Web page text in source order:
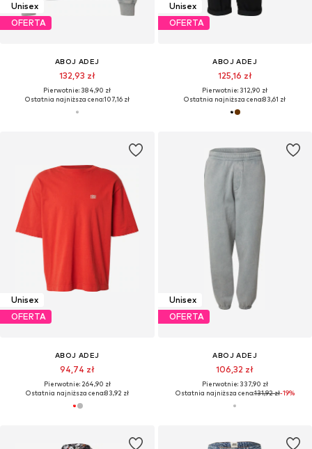
Unisex
OFERTA
ABOJ ADEJ
132,93 zł
Pierwotnie: 384,90 zł
Ostatnia najniższa cena:107,16 zł
Unisex
OFERTA
ABOJ ADEJ
125,16 zł
Pierwotnie: 312,90 zł
Ostatnia najniższa cena:83,61 zł
Unisex
OFERTA
ABOJ ADEJ
94,74 zł
Pierwotnie: 264,90 zł
Ostatnia najniższa cena:83,92 zł
Unisex
OFERTA
ABOJ ADEJ
106,32 zł
Pierwotnie: 337,90 zł
Ostatnia najniższa cena:131,92 zł-19%